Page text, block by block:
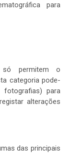
para
só permitem o
categoria pode-
para
alterações
das principais